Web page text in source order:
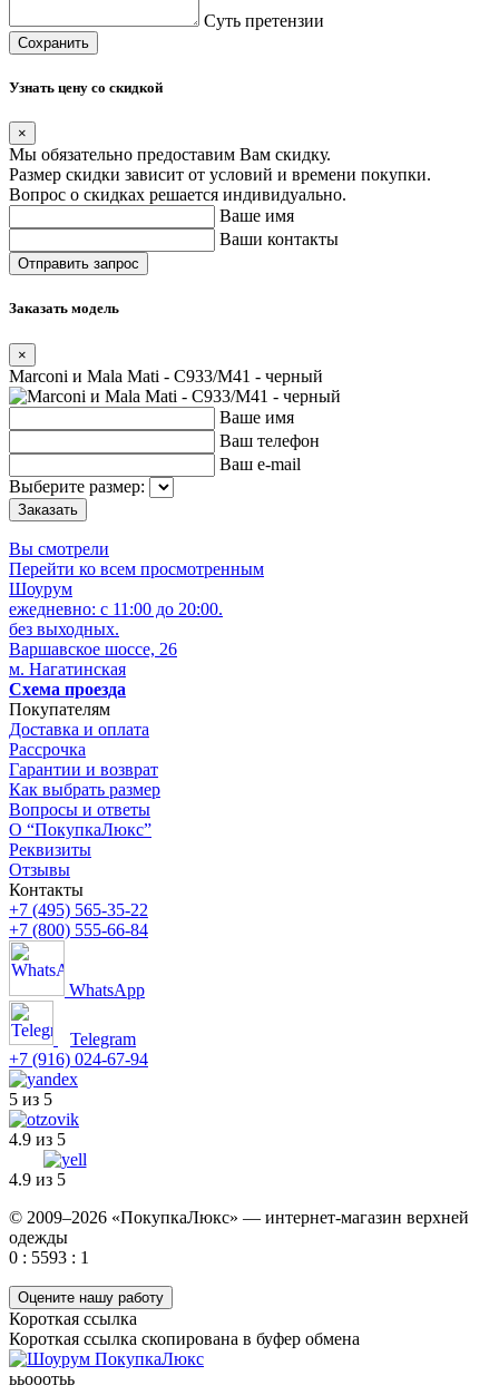
Суть претензии
Сохранить
Узнать цену со скидкой
×
Мы обязательно предоставим Вам скидку.
Размер скидки зависит от условий и времени покупки.
Вопрос о скидках решается индивидуально.
Ваше имя
Ваши контакты
Заказать модель
×
Marconi и Mala Mati - C933/M41 - черный
Ваше имя
Ваш телефон
Ваш e-mail
Выберите размер:
Вы смотрели
Перейти ко всем просмотренным
Шоурум
ежедневно: с 11:00 до 20:00.
без выходных.
Варшавское шоссе, 26
м. Нагатинская
Схема проезда
Покупателям
Доставка и оплата
Рассрочка
Гарантии и возврат
Как выбрать размер
Вопросы и ответы
О “ПокупкаЛюкс”
Реквизиты
Отзывы
Контакты
+7 (495) 565-35-22
+7 (800) 555-66-84
WhatsApp
Telegram
+7 (916) 024-67-94
5 из 5
4.9 из 5
4.9 из 5
© 2009–2026 «ПокупкаЛюкс» — интернет-магазин верхней
одежды
0 : 5593 : 1
Оцените нашу работу
Короткая ссылка
Короткая ссылка скопирована в буфер обмена
ььооотьь